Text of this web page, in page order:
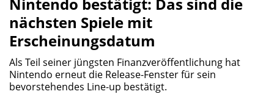
nächsten Spiele mit
Erscheinungsdatum
Als Teil seiner jüngsten Finanzveröffentlichung hat
Nintendo erneut die Release-Fenster für sein
bevorstehendes Line-up bestätigt.